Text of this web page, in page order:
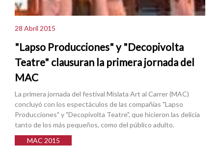
28 Abril 2015
"Lapso Producciones" y "Decopivolta
Teatre" clausuran la primera jornada del
MAC
La primera jornada del festival Mislata Art al Carrer (MAC)
concluyó con los espectáculos de las compañías "Lapso
Producciones" y "Decopivolta Teatre", que hicieron las delicia
tanto de los más pequeños, como del público adulto.
MAC 2015